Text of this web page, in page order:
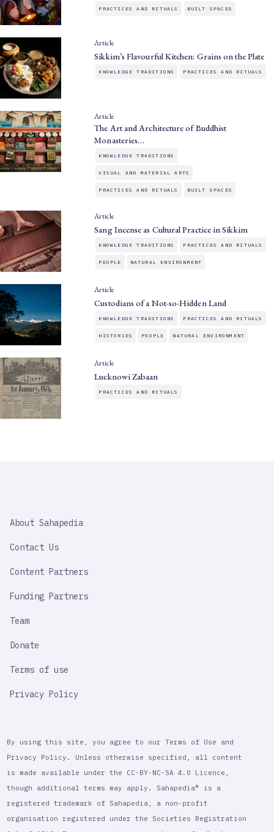
PRACTICES AND RITUALS BUILT SPACES
Article
Sikkim’s Flavourful Kitchen: Grains on the Plate
KNOWLEDGE TRADITIONS PRACTICES AND RITUALS
Article
The Art and Architecture of Buddhist
Monasteries…
KNOWLEDGE TRADITIONS
VISUAL AND MATERIAL ARTS
PRACTICES AND RITUALS BUILT SPACES
Article
Sang Incense as Cultural Practice in Sikkim
KNOWLEDGE TRADITIONS PRACTICES AND RITUALS
PEOPLE NATURAL ENVIRONMENT
Article
Custodians of a Not-so-Hidden Land
KNOWLEDGE TRADITIONS PRACTICES AND RITUALS
HISTORIES PEOPLE NATURAL ENVIRONMENT
Article
Lucknowi Zabaan
PRACTICES AND RITUALS
IMPORTANT
About Sahapedia
Contact Us
Content Partners
Funding Partners
Team
Donate
Terms of use
Privacy Policy
By using this site, you agree to our Terms of Use and
Privacy Policy. Unless otherwise specified, all content
is made available under the CC-BY-NC-SA 4.0 Licence,
though additional terms may apply. Sahapedia® is a
registered trademark of Sahapedia, a non-profit
organisation registered under the Societies Registration